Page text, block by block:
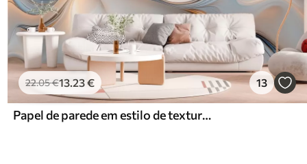
22.05€13.23€ 13
Papel de parede em estilo de textura líquida